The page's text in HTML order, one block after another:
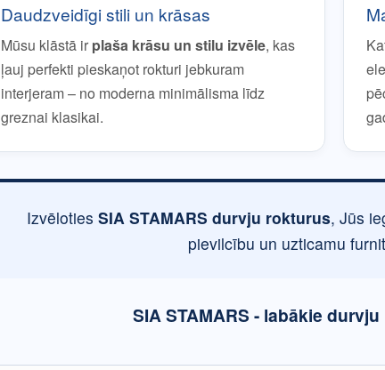
Daudzveidīgi stili un krāsas
Mūsu klāstā ir plaša krāsu un stilu izvēle, kas
ļauj perfekti pieskaņot rokturi jebkuram
interjeram – no moderna minimālisma līdz
greznai klasikai.
Izvēloties SIA STAMARS durvju rokturus, Jūs
pievilcību un uzticamu
SIA STAMARS - labākie